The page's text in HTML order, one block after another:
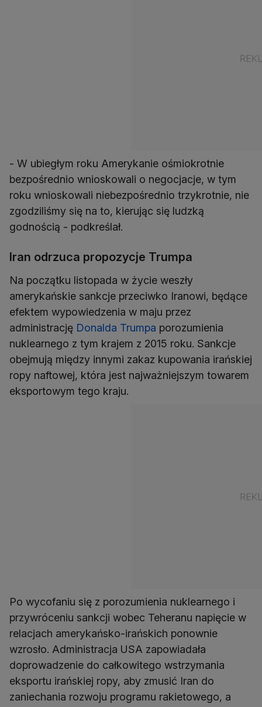
- W ubiegłym roku Amerykanie ośmiokrotnie
bezpośrednio wnioskowali o negocjacje, w tym
roku wnioskowali niebezpośrednio trzykrotnie, nie
zgodziliśmy się na to, kierując się ludzką
godnością - podkreślał.
Iran odrzuca propozycje Trumpa
Na początku listopada w życie weszły
amerykańskie sankcje przeciwko Iranowi, będące
efektem wypowiedzenia w maju przez
administrację Donalda Trumpa porozumienia
nuklearnego z tym krajem z 2015 roku. Sankcje
obejmują między innymi zakaz kupowania irańskiej
ropy naftowej, która jest najważniejszym towarem
eksportowym tego kraju.
Po wycofaniu się z porozumienia nuklearnego i
przywróceniu sankcji wobec Teheranu napięcie w
relacjach amerykańsko-irańskich ponownie
wzrosło. Administracja USA zapowiadała
doprowadzenie do całkowitego wstrzymania
eksportu irańskiej ropy, aby zmusić Iran do
zaniechania rozwoju programu rakietowego, a